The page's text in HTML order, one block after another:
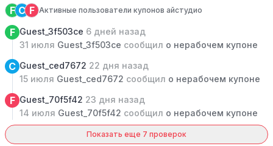
F C F Активные пользователи купонов айстудио
F Guest_3f503ce 6 дней назад
31 июля Guest_3f503ce сообщил о нерабочем купоне
C Guest_ced7672 22 дня назад
15 июля Guest_ced7672 сообщил о нерабочем купоне
F Guest_70f5f42 23 дня назад
14 июля Guest_70f5f42 сообщил о нерабочем купоне
Показать еще 7 проверок